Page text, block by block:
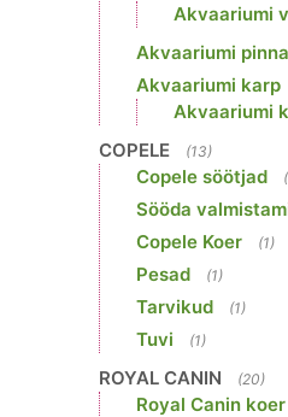
Akvaariumi
Akvaariumi
Akvaariumi karp
Akvaariumi
COPELE (13)
Copele söötjad
Sööda
Copele Koer (1)
Pesad (1)
Tarvikud (1)
Tuvi (1)
ROYAL CANIN (20)
Royal Canin koer